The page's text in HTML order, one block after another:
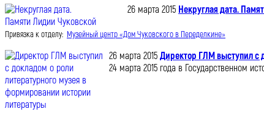
26 марта 2015 Некруглая дата.
Привязка к отделу: Музейный центр «Дом Чуковского в Переделкине»
26 марта 2015 Директор ГЛМ выступил с
24 марта 2015 года в Государственном